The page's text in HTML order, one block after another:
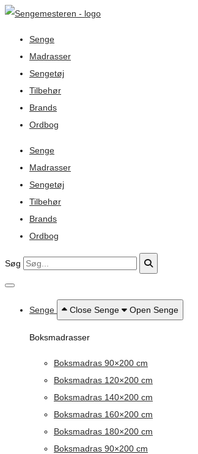
Senge
Madrasser
Sengetøj
Tilbehør
Brands
Ordbog
Senge
Madrasser
Sengetøj
Tilbehør
Brands
Ordbog
Søg
Senge Close Senge Open Senge
Boksmadrasser
Boksmadras 90×200 cm
Boksmadras 120×200 cm
Boksmadras 140×200 cm
Boksmadras 160×200 cm
Boksmadras 180×200 cm
Boksmadras 90×200 cm